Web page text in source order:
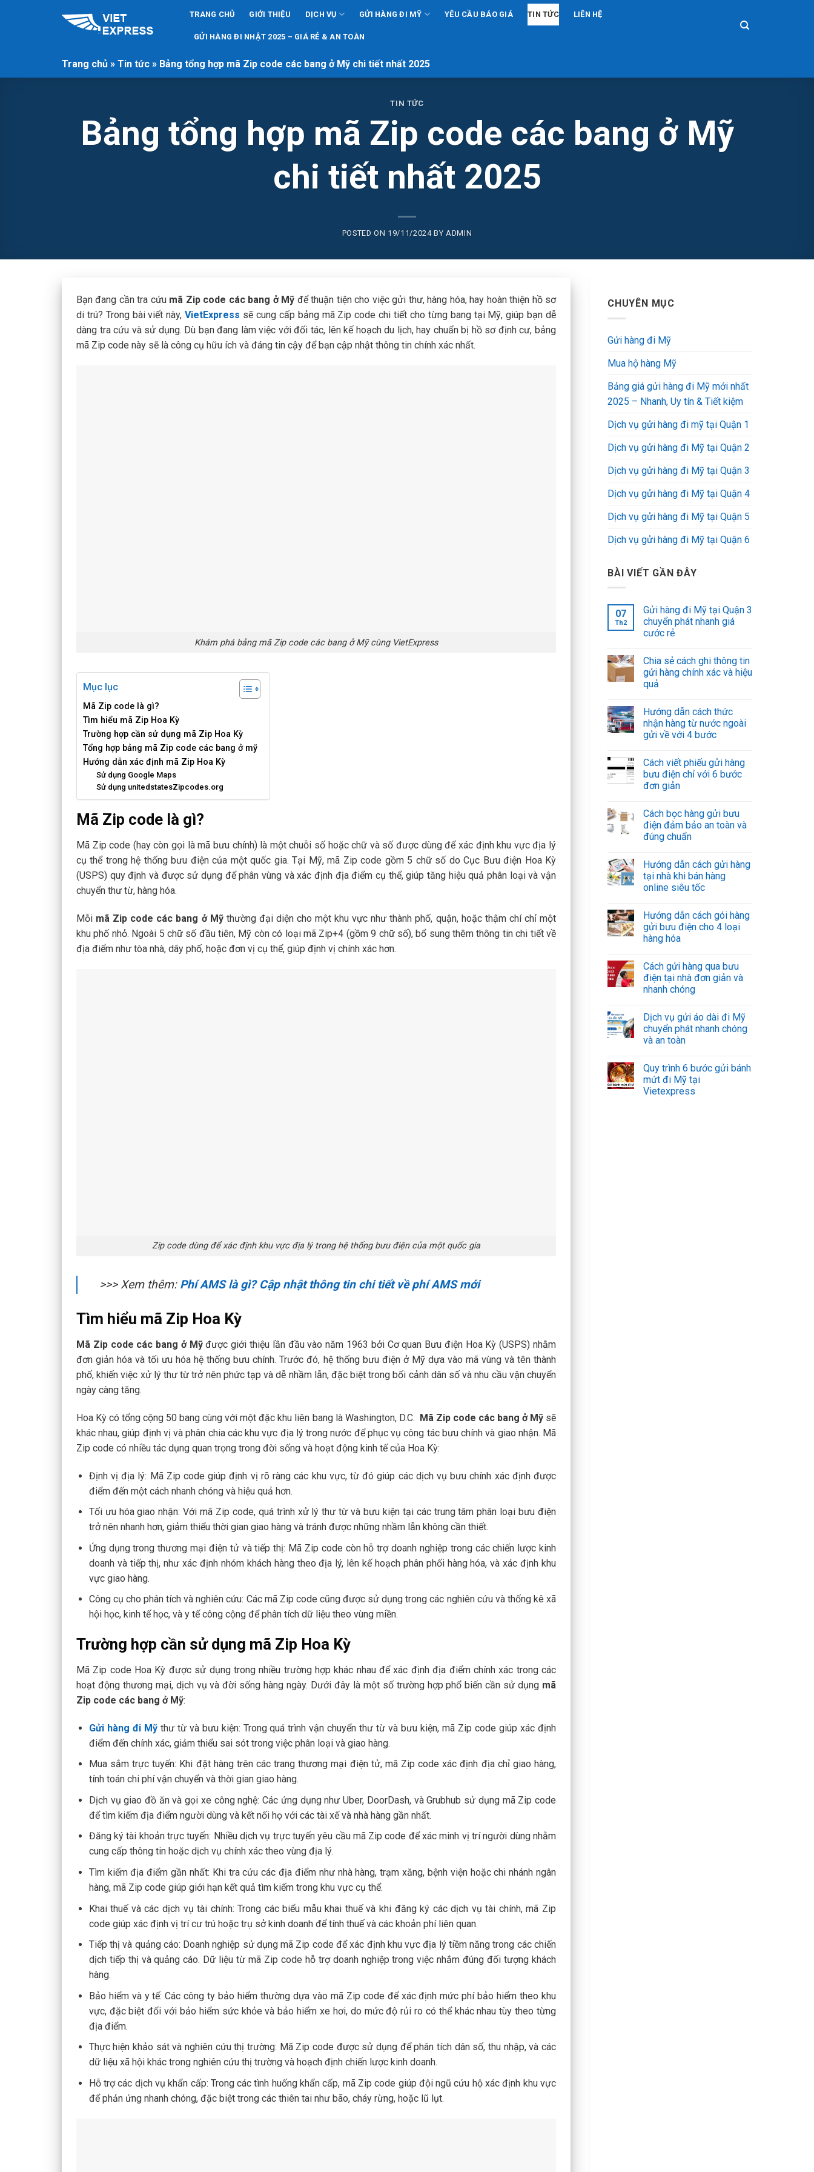
TRANG CHỦ GIỚI THIỆU DỊCH VỤ GỬI HÀNG ĐI MỸ YÊU CẦU BÁO GIÁ TIN TỨC LIÊN HỆ
GỬI HÀNG ĐI NHẬT 2025 – GIÁ RẺ & AN TOÀN
Trang chủ » Tin tức » Bảng tổng hợp mã Zip code các bang ở Mỹ chi tiết nhất 2025
TIN TỨC
Bảng tổng hợp mã Zip code các bang ở Mỹ
chi tiết nhất 2025
POSTED ON 19/11/2024BY ADMIN
Bạn đang cần tra cứu mã Zip code các bang ở Mỹ để thuận tiện cho việc gửi thư, hàng hóa, hay hoàn thiện hồ sơ
di trú? Trong bài viết này,VietExpress sẽ cung cấp bảng mã Zip code chi tiết cho từng bang tại Mỹ, giúp bạn dễ
dàng tra cứu và sử dụng. Dù bạn đang làm việc với đối tác, lên kế hoạch du lịch, hay chuẩn bị hồ sơ định cư, bảng
mã Zip code này sẽ là công cụ hữu ích và đáng tin cậy để bạn cập nhật thông tin chính xác nhất.
Khám phá bảng mã Zip code các bang ở Mỹ cùng VietExpress
Mục lục
Mã Zip code là gì?
Tìm hiểu mã Zip Hoa Kỳ
Trường hợp cần sử dụng mã Zip Hoa Kỳ
Tổng hợp bảng mã Zip code các bang ở mỹ
Hướng dẫn xác định mã Zip Hoa Kỳ
Sử dụng Google Maps
Sử dụng unitedstatesZipcodes.org
Mã Zip code là gì?
Mã Zip code (hay còn gọi là mã bưu chính) là một chuỗi số hoặc chữ và số được dùng để xác định khu vực địa lý
cụ thể trong hệ thống bưu điện của một quốc gia. Tại Mỹ, mã Zip code gồm 5 chữ số do Cục Bưu điện Hoa Kỳ
(USPS) quy định và được sử dụng để phân vùng và xác định địa điểm cụ thể, giúp tăng hiệu quả phân loại và vận
chuyển thư từ, hàng hóa.
Mỗi mã Zip code các bang ở Mỹthường đại diện cho một khu vực như thành phố, quận, hoặc thậm chí chỉ một
khu phố nhỏ. Ngoài 5 chữ số đầu tiên, Mỹ còn có loại mã Zip+4 (gồm 9 chữ số), bổ sung thêm thông tin chi tiết về
địa điểm như tòa nhà, dãy phố, hoặc đơn vị cụ thể, giúp định vị chính xác hơn.
Zip code dùng để xác định khu vực địa lý trong hệ thống bưu điện của một quốc gia
>>> Xem thêm: Phí AMS là gì? Cập nhật thông tin chi tiết về phí AMS mới
Tìm hiểu mã Zip Hoa Kỳ
Mã Zip code các bang ở Mỹđược giới thiệu lần đầu vào năm 1963 bởi Cơ quan Bưu điện Hoa Kỳ (USPS) nhằm
đơn giản hóa và tối ưu hóa hệ thống bưu chính. Trước đó, hệ thống bưu điện ở Mỹ dựa vào mã vùng và tên thành
phố, khiến việc xử lý thư từ trở nên phức tạp và dễ nhầm lẫn, đặc biệt trong bối cảnh dân số và nhu cầu vận chuyển
ngày càng tăng.
Hoa Kỳ có tổng cộng 50 bang cùng với một đặc khu liên bang là Washington, D.C. Mã Zip code các bang ở Mỹsẽ
khác nhau, giúp định vị và phân chia các khu vực địa lý trong nước để phục vụ công tác bưu chính và giao nhận. Mã
Zip code có nhiều tác dụng quan trọng trong đời sống và hoạt động kinh tế của Hoa Kỳ:
Định vị địa lý: Mã Zip code giúp định vị rõ ràng các khu vực, từ đó giúp các dịch vụ bưu chính xác định được
điểm đến một cách nhanh chóng và hiệu quả hơn.
Tối ưu hóa giao nhận: Với mã Zip code, quá trình xử lý thư từ và bưu kiện tại các trung tâm phân loại bưu điện
trở nên nhanh hơn, giảm thiểu thời gian giao hàng và tránh được những nhầm lẫn không cần thiết.
Ứng dụng trong thương mại điện tử và tiếp thị: Mã Zip code còn hỗ trợ doanh nghiệp trong các chiến lược kinh
doanh và tiếp thị, như xác định nhóm khách hàng theo địa lý, lên kế hoạch phân phối hàng hóa, và xác định khu
vực giao hàng.
Công cụ cho phân tích và nghiên cứu: Các mã Zip code cũng được sử dụng trong các nghiên cứu và thống kê xã
hội học, kinh tế học, và y tế công cộng để phân tích dữ liệu theo vùng miền.
Trường hợp cần sử dụng mã Zip Hoa Kỳ
Mã Zip code Hoa Kỳ được sử dụng trong nhiều trường hợp khác nhau để xác định địa điểm chính xác trong các
hoạt động thương mại, dịch vụ và đời sống hàng ngày. Dưới đây là một số trường hợp phổ biến cần sử dụng mã
Zip code các bang ở Mỹ:
Gửi hàng đi Mỹthư từ và bưu kiện: Trong quá trình vận chuyển thư từ và bưu kiện, mã Zip code giúp xác định
điểm đến chính xác, giảm thiểu sai sót trong việc phân loại và giao hàng.
Mua sắm trực tuyến: Khi đặt hàng trên các trang thương mại điện tử, mã Zip code xác định địa chỉ giao hàng,
tính toán chi phí vận chuyển và thời gian giao hàng.
Dịch vụ giao đồ ăn và gọi xe công nghệ: Các ứng dụng như Uber, DoorDash, và Grubhub sử dụng mã Zip code
để tìm kiếm địa điểm người dùng và kết nối họ với các tài xế và nhà hàng gần nhất.
Đăng ký tài khoản trực tuyến: Nhiều dịch vụ trực tuyến yêu cầu mã Zip code để xác minh vị trí người dùng nhằm
cung cấp thông tin hoặc dịch vụ chính xác theo vùng địa lý.
Tìm kiếm địa điểm gần nhất: Khi tra cứu các địa điểm như nhà hàng, trạm xăng, bệnh viện hoặc chi nhánh ngân
hàng, mã Zip code giúp giới hạn kết quả tìm kiếm trong khu vực cụ thể.
Khai thuế và các dịch vụ tài chính: Trong các biểu mẫu khai thuế và khi đăng ký các dịch vụ tài chính, mã Zip
code giúp xác định vị trí cư trú hoặc trụ sở kinh doanh để tính thuế và các khoản phí liên quan.
Tiếp thị và quảng cáo: Doanh nghiệp sử dụng mã Zip code để xác định khu vực địa lý tiềm năng trong các chiến
dịch tiếp thị và quảng cáo. Dữ liệu từ mã Zip code hỗ trợ doanh nghiệp trong việc nhắm đúng đối tượng khách
hàng.
Bảo hiểm và y tế: Các công ty bảo hiểm thường dựa vào mã Zip code để xác định mức phí bảo hiểm theo khu
vực, đặc biệt đối với bảo hiểm sức khỏe và bảo hiểm xe hơi, do mức độ rủi ro có thể khác nhau tùy theo từng
địa điểm.
Thực hiện khảo sát và nghiên cứu thị trường: Mã Zip code được sử dụng để phân tích dân số, thu nhập, và các
dữ liệu xã hội khác trong nghiên cứu thị trường và hoạch định chiến lược kinh doanh.
Hỗ trợ các dịch vụ khẩn cấp: Trong các tình huống khẩn cấp, mã Zip code giúp đội ngũ cứu hộ xác định khu vực
để phản ứng nhanh chóng, đặc biệt trong các thiên tai như bão, cháy rừng, hoặc lũ lụt.
CHUYÊN MỤC
Gửi hàng đi Mỹ
Mua hộ hàng Mỹ
Bảng giá gửi hàng đi Mỹ mới nhất
2025 – Nhanh, Uy tín & Tiết kiệm
Dịch vụ gửi hàng đi mỹ tại Quận 1
Dịch vụ gửi hàng đi Mỹ tại Quận 2
Dịch vụ gửi hàng đi Mỹ tại Quận 3
Dịch vụ gửi hàng đi Mỹ tại Quận 4
Dịch vụ gửi hàng đi Mỹ tại Quận 5
Dịch vụ gửi hàng đi Mỹ tại Quận 6
BÀI VIẾT GẦN ĐÂY
07
Th2
Gửi hàng đi Mỹ tại Quận 3
chuyển phát nhanh giá
cước rẻ
Chia sẻ cách ghi thông tin
gửi hàng chính xác và hiệu
quả
Hướng dẫn cách thức
nhận hàng từ nước ngoài
gửi về với 4 bước
Cách viết phiếu gửi hàng
bưu điện chỉ với 6 bước
đơn giản
Cách bọc hàng gửi bưu
điện đảm bảo an toàn và
đúng chuẩn
Hướng dẫn cách gửi hàng
tại nhà khi bán hàng
online siêu tốc
Hướng dẫn cách gói hàng
gửi bưu điện cho 4 loại
hàng hóa
Cách gửi hàng qua bưu
điện tại nhà đơn giản và
nhanh chóng
Dịch vụ gửi áo dài đi Mỹ
chuyển phát nhanh chóng
và an toàn
Quy trình 6 bước gửi bánh
mứt đi Mỹ tại
Vietexpress